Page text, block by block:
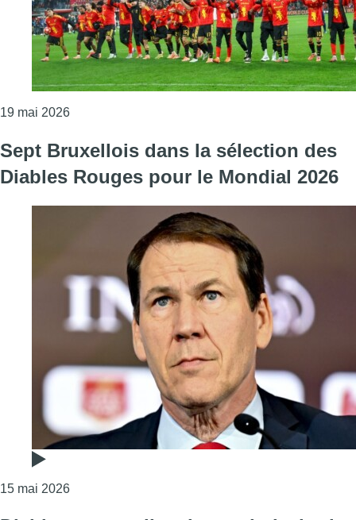
19 mai 2026Consulter l'article "Diffusion des matchs, alcool,
Sept Bruxellois dans la sélection des
Diables Rouges pour le Mondial 2026
15 mai 2026Consulter l'article "Sept Bruxellois dans la